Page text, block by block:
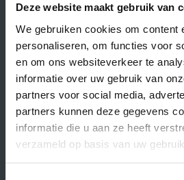
Deze website maakt gebruik van
We gebruiken cookies om content
personaliseren, om functies voor
en om ons websiteverkeer te
informatie over uw gebruik van
partners voor social media,
partners kunnen deze gegevens
informatie die u aan ze heeft
verzameld op basis van uw
Contactgegevens
Supply Service B.V.
Nijverheidsstraat 25-K
3861 RJ Nijkerk
info@supplyservice.nl
+31 33 468 13 42
KvK nummer: 66384737